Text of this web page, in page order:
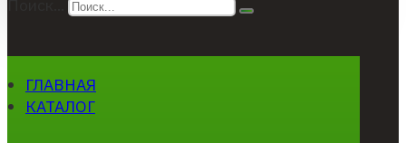
ГЛАВНАЯ
КАТАЛОГ